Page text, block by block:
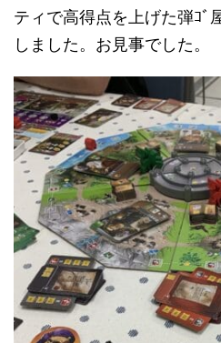
ティで高得点を上げた弾ｺﾞ
しました。お見事でした。